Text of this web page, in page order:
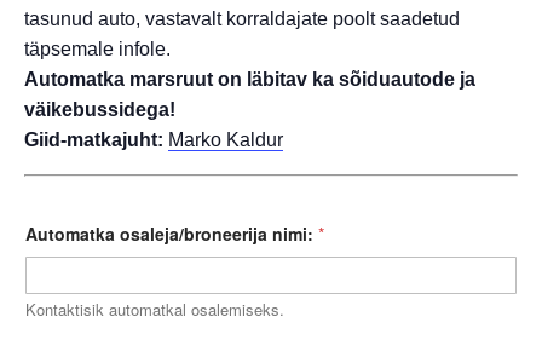
tasunud auto, vastavalt korraldajate poolt saadetud
täpsemale infole.
Automatka marsruut on läbitav ka sõiduautode ja
väikebussidega!
Giid-matkajuht: Marko Kaldur
Automatka osaleja/broneerija nimi: *
Kontaktisik automatkal osalemiseks.